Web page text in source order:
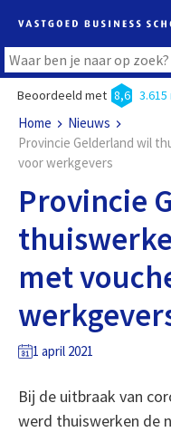
Beoordeeld met 8,6
Home
Nieuws
Provincie Gelderland wil
voor werkgevers
Provincie
met
1 april 2021
Bij de uitbraak van
werd thuiswerken de